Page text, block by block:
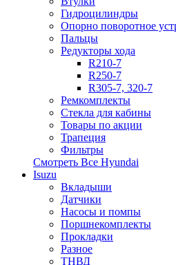
Гидроцилиндры
Опорно поворотное
Пальцы
Редукторы хода
R210-7
R250-7
R305-7, 320-7
Ремкомплекты
Стекла для кабины
Товары по акции
Трапеция
Фильтры
Смотреть Все Hyundai
Isuzu
Вкладыши
Датчики
Насосы и помпы
Поршнекомплекты
Прокладки
Разное
ТНВД